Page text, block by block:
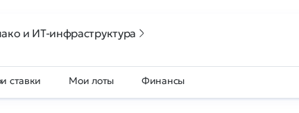
и ИТ-инфраструктура
ставки Мои лоты Финансы